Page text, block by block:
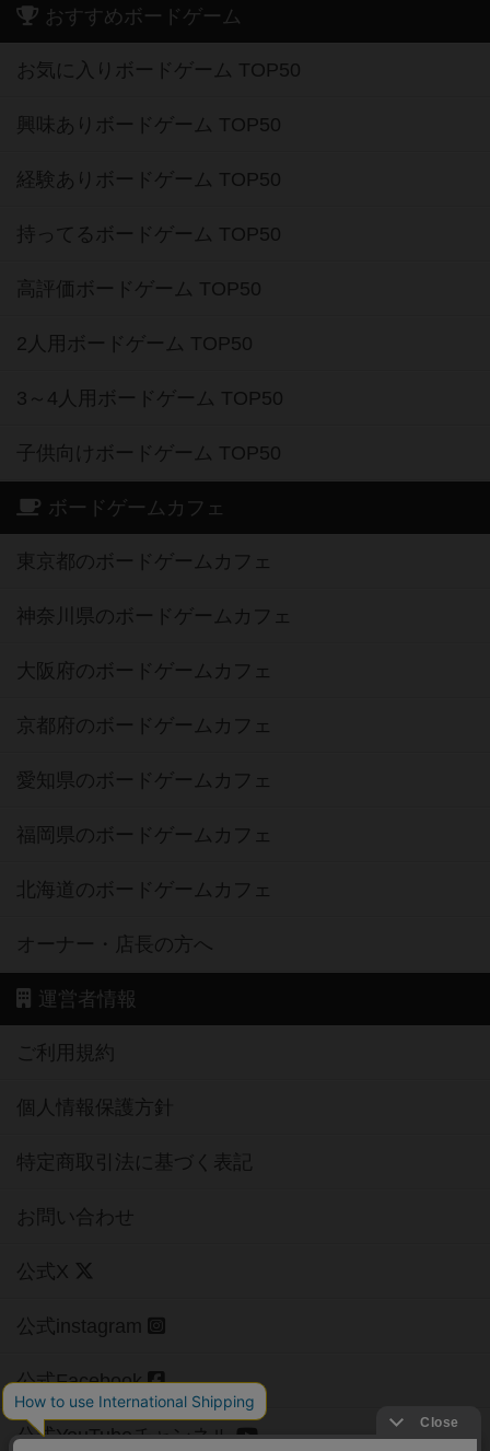
おすすめボードゲーム
お気に入りボードゲーム TOP50
興味ありボードゲーム TOP50
経験ありボードゲーム TOP50
持ってるボードゲーム TOP50
高評価ボードゲーム TOP50
2人用ボードゲーム TOP50
3～4人用ボードゲーム TOP50
子供向けボードゲーム TOP50
ボードゲームカフェ
東京都のボードゲームカフェ
神奈川県のボードゲームカフェ
大阪府のボードゲームカフェ
京都府のボードゲームカフェ
愛知県のボードゲームカフェ
福岡県のボードゲームカフェ
北海道のボードゲームカフェ
オーナー・店長の方へ
運営者情報
ご利用規約
個人情報保護方針
特定商取引法に基づく表記
お問い合わせ
公式X
公式instagram
公式Facebook
公式YouTubeチャンネル